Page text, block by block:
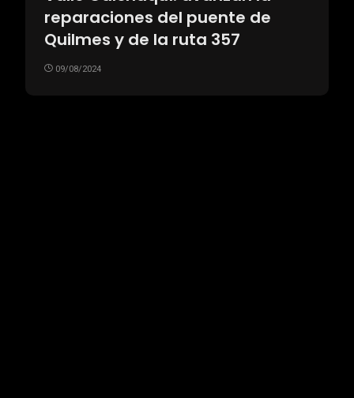
reparaciones del puente de
Quilmes y de la ruta 357
09/08/2024